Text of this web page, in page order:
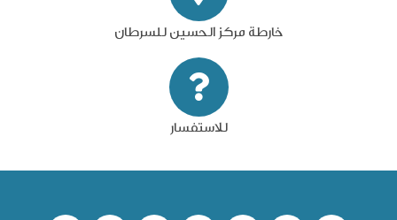
خارطة مركز الحسين للسرطان
للاستفسار